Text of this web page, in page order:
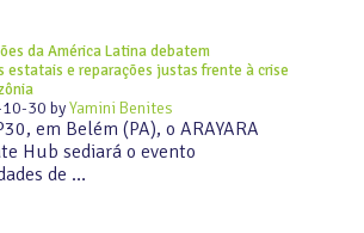
da América Latina debatem
estatais e reparações justas frente à crise
30 byYamini Benites
em Belém (PA), o ARAYARA
Hub sediará o evento
de …